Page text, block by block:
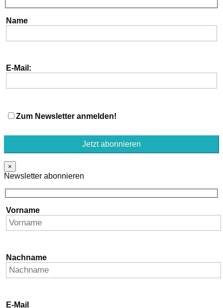
Name
E-Mail:
Zum Newsletter anmelden!
×
Newsletter abonnieren
Vorname
Nachname
E-Mail